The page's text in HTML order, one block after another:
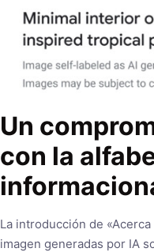
Un
con la
La introducción de
imagen generadas por IA